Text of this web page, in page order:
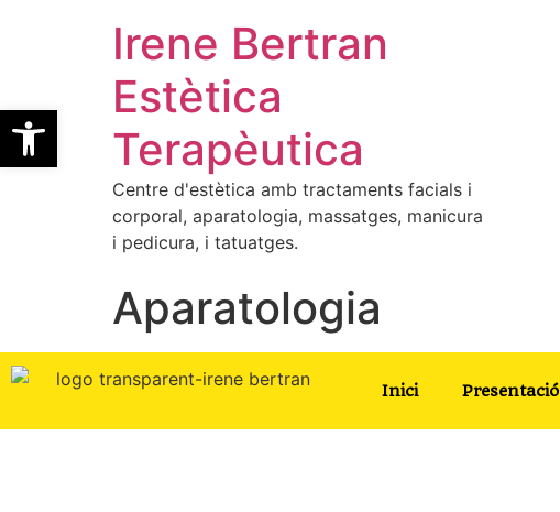
Irene Bertran
Estètica
Terapèutica
Centre d'estètica amb tractaments facials i
corporal, aparatologia, massatges, manicura
i pedicura, i tatuatges.
Aparatologia
Inici Presentació
Obre la barra d'eines